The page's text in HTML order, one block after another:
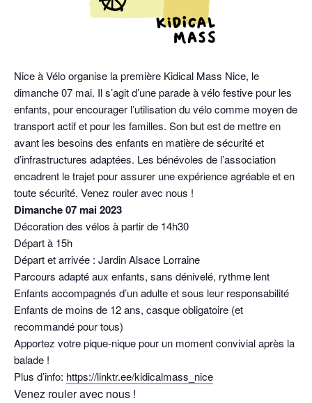
Nice à Vélo organise la première Kidical Mass Nice, le
dimanche 07 mai. Il s’agit d’une parade à vélo festive pour les
enfants, pour encourager l’utilisation du vélo comme moyen de
transport actif et pour les familles. Son but est de mettre en
avant les besoins des enfants en matière de sécurité et
d’infrastructures adaptées. Les bénévoles de l’association
encadrent le trajet pour assurer une expérience agréable et en
toute sécurité. Venez rouler avec nous !
Dimanche 07 mai 2023
Décoration des vélos à partir de 14h30
Départ à 15h
Départ et arrivée : Jardin Alsace Lorraine
Parcours adapté aux enfants, sans dénivelé, rythme lent
Enfants accompagnés d’un adulte et sous leur responsabilité
Enfants de moins de 12 ans, casque obligatoire (et
recommandé pour tous)
Apportez votre pique-nique pour un moment convivial après la
balade !
Plus d’info: https://linktr.ee/kidicalmass_nice
Venez rouler avec nous !